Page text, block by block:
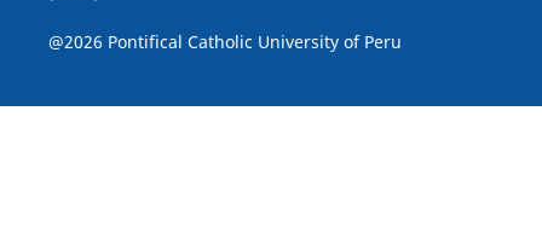
@2026 Pontifical Catholic University of Peru